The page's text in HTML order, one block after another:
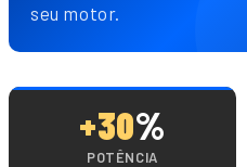
seu motor.
+30%
POTÊNCIA